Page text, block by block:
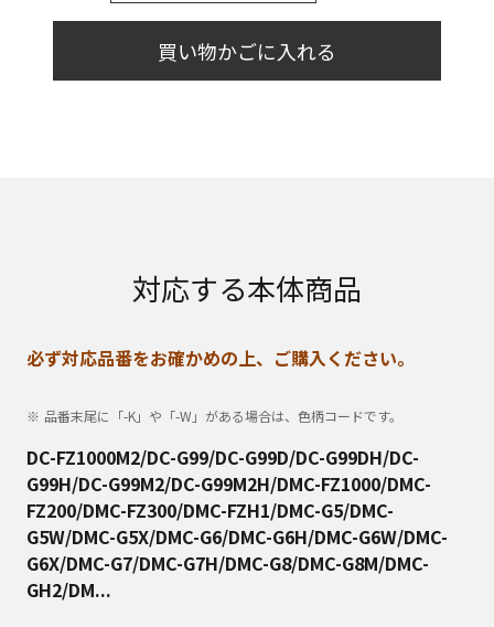
買い物かごに入れる
対応する本体商品
必ず対応品番をお確かめの上、ご購入ください。
品番末尾に「-K」や「-W」がある場合は、色柄コードです。
DC-FZ1000M2/DC-G99/DC-G99D/DC-G99DH/DC-
G99H/DC-G99M2/DC-G99M2H/DMC-FZ1000/DMC-
FZ200/DMC-FZ300/DMC-FZH1/DMC-G5/DMC-
G5W/DMC-G5X/DMC-G6/DMC-G6H/DMC-G6W/DMC-
G6X/DMC-G7/DMC-G7H/DMC-G8/DMC-G8M/DMC-
GH2/DM...